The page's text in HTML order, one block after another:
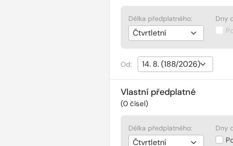
Délka předplatného: Dny
Od:
Vlastní předplatné
(0čísel)
Délka předplatného: Dny